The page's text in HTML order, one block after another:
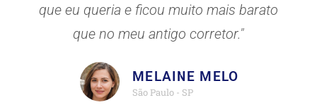
que eu queria e ficou muito mais barato
que no meu antigo corretor."
MELAINE MELO
São Paulo - SP